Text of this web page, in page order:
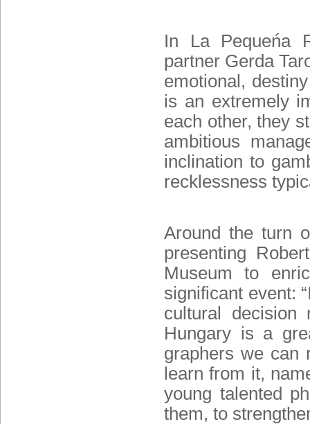
In La Pequeńa
partner Gerda
emotional,
is an extremely
each other, they
ambitious
inclination to
recklessness
Around the turn
presenting
Museum to
significant event:
cultural decision
Hungary is a
graphers we can
learn from it,
young talented
them, to